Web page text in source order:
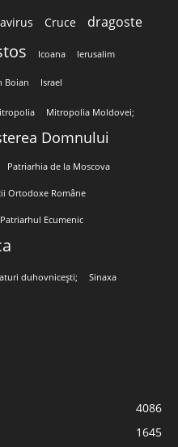
Cruce dragoste
Icoana Ierusalim
Boian Israel
Mitropolia Moldovei;
Domnului
Patriarhia de la Moscova
Ortodoxe Române
Patriarhul Ecumenic
duhovnicești; Sinaxa
4086
1645